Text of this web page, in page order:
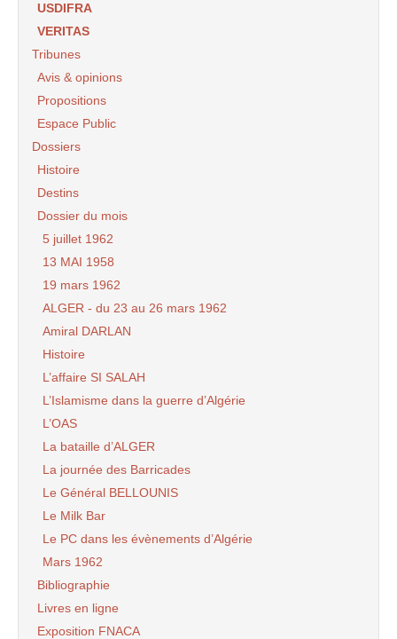
USDIFRA
VERITAS
Tribunes
Avis & opinions
Propositions
Espace Public
Dossiers
Histoire
Destins
Dossier du mois
5 juillet 1962
13 MAI 1958
19 mars 1962
ALGER - du 23 au 26 mars 1962
Amiral DARLAN
Histoire
L’affaire SI SALAH
L’Islamisme dans la guerre d’Algérie
L’OAS
La bataille d’ALGER
La journée des Barricades
Le Général BELLOUNIS
Le Milk Bar
Le PC dans les évènements d’Algérie
Mars 1962
Bibliographie
Livres en ligne
Exposition FNACA